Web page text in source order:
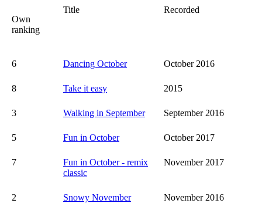
Own
ranking
Title Recorded
6 Dancing October October 2016
8 Take it easy 2015
3 Walking in September September 2016
5 Fun in October October 2017
7
Fun in October - remix
classic
November 2017
2 Snowy November November 2016